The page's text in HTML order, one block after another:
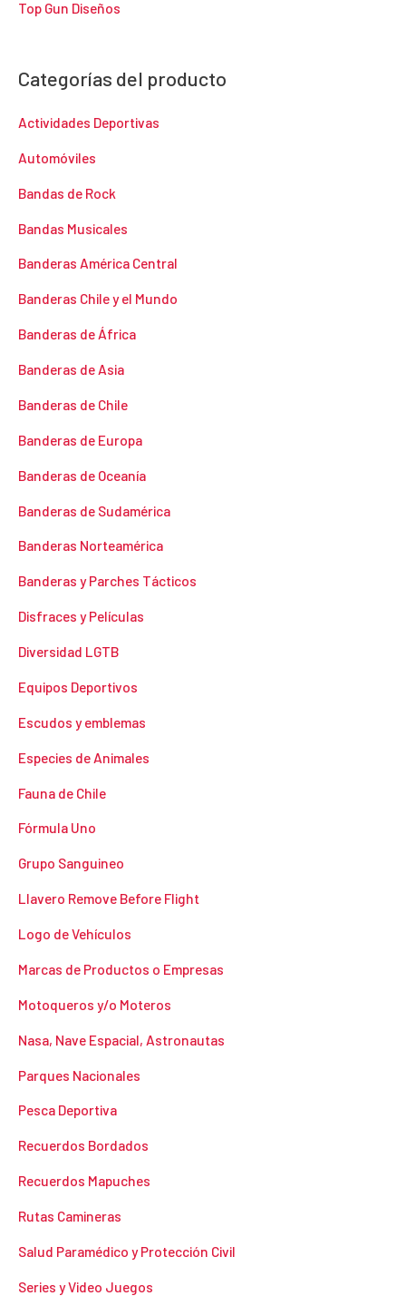
Top Gun Diseños
Categorías del producto
Actividades Deportivas
Automóviles
Bandas de Rock
Bandas Musicales
Banderas América Central
Banderas Chile y el Mundo
Banderas de África
Banderas de Asia
Banderas de Chile
Banderas de Europa
Banderas de Oceanía
Banderas de Sudamérica
Banderas Norteamérica
Banderas y Parches Tácticos
Disfraces y Películas
Diversidad LGTB
Equipos Deportivos
Escudos y emblemas
Especies de Animales
Fauna de Chile
Fórmula Uno
Grupo Sanguineo
Llavero Remove Before Flight
Logo de Vehículos
Marcas de Productos o Empresas
Motoqueros y/o Moteros
Nasa, Nave Espacial, Astronautas
Parques Nacionales
Pesca Deportiva
Recuerdos Bordados
Recuerdos Mapuches
Rutas Camineras
Salud Paramédico y Protección Civil
Series y Video Juegos